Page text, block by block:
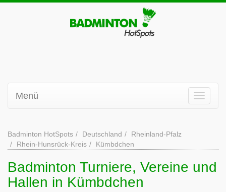
Menü
Badminton HotSpots Deutschland
Rheinland-Pfalz
Rhein-Hunsrück-Kreis
Kümbdchen
Badminton Turniere, Vereine und
Hallen in Kümbdchen